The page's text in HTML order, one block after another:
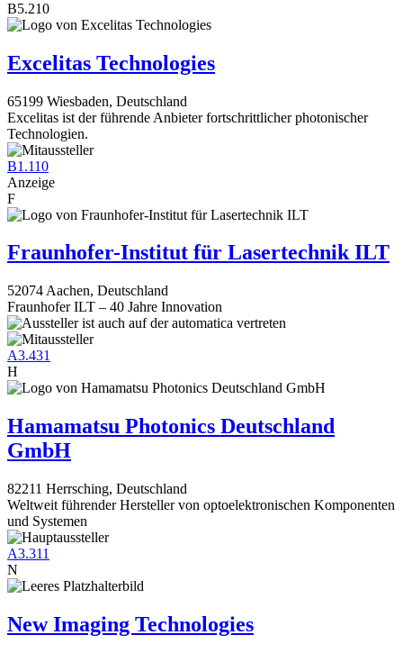
B5.210
Excelitas Technologies
65199 Wiesbaden, Deutschland
Excelitas ist der führende Anbieter fortschrittlicher photonischer
Technologien.
B1.110
Anzeige
F
Fraunhofer-Institut für Lasertechnik ILT
52074 Aachen, Deutschland
Fraunhofer ILT – 40 Jahre Innovation
A3.431
H
Hamamatsu Photonics Deutschland
GmbH
82211 Herrsching, Deutschland
Weltweit führender Hersteller von optoelektronischen Komponenten
und Systemen
A3.311
N
New Imaging Technologies